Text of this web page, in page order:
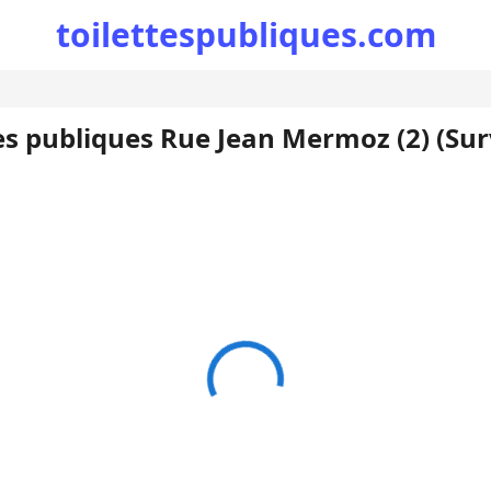
toilettespubliques.com
publiques Rue Jean Mermoz (2)